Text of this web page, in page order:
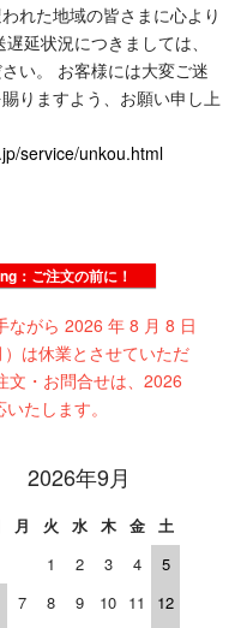
れた地域の皆さまに心より
延状況につきましては、
い。
お客様には大変ご迷
りますよう、お願い申し上
service/unkou.html
：ご注文の前に！
ながら 2026 年 8 月 8 日
）は休業とさせていただ
文・お問合せは、2026
たします。
2026年9月
月 火 水 木 金
土
1
2 3 4
5
7 8 9 10 11
12